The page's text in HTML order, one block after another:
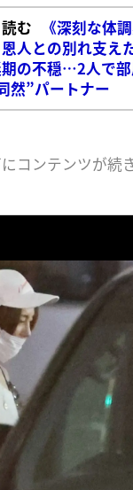
む
《深刻な体
人との別れ支え
の不穏…2人で
然”パートナー
コンテンツが続